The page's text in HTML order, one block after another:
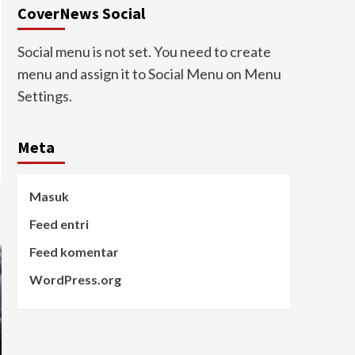
CoverNews Social
Social menu is not set. You need to create
menu and assign it to Social Menu on Menu
Settings.
Meta
Masuk
Feed entri
Feed komentar
WordPress.org